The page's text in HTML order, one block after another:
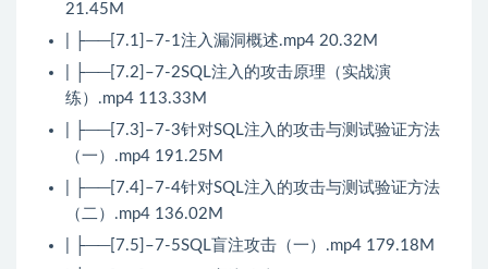
21.45M
| ├──[7.1]–7-1注入漏洞概述.mp4 20.32M
| ├──[7.2]–7-2SQL注入的攻击原理（实战演
练）.mp4 113.33M
| ├──[7.3]–7-3针对SQL注入的攻击与测试验证方法
（一）.mp4 191.25M
| ├──[7.4]–7-4针对SQL注入的攻击与测试验证方法
（二）.mp4 136.02M
| ├──[7.5]–7-5SQL盲注攻击（一）.mp4 179.18M